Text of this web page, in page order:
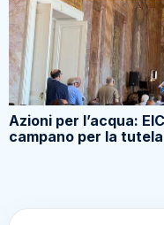
Azioni per l’acqua:
campano per la